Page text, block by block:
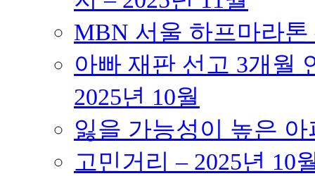
MBN 서울 하프마라톤
아빠 재판 선고 3개월
2025년 10월
잃을 가능성이 높은
고민거리 – 2025년 10